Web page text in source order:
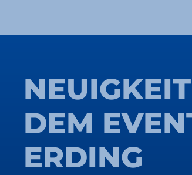
DEM
ERDING